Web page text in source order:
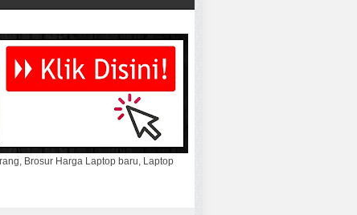
Brosur Harga Laptop baru, Laptop